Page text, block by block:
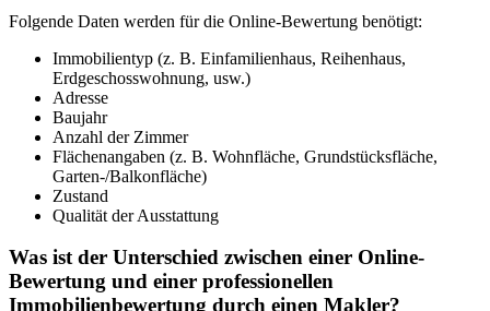
Folgende Daten werden für die Online-Bewertung benötigt:
Immobilientyp (z. B. Einfamilienhaus, Reihenhaus,
Erdgeschosswohnung, usw.)
Adresse
Baujahr
Anzahl der Zimmer
Flächenangaben (z. B. Wohnfläche, Grundstücksfläche,
Garten-/Balkonfläche)
Zustand
Qualität der Ausstattung
Was ist der Unterschied zwischen einer Online-
Bewertung und einer professionellen
Immobilienbewertung durch einen Makler?